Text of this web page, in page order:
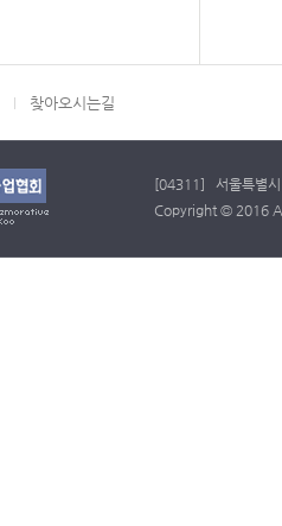
찾아오시는길
[04311] 서울특별
Copyright © 2016